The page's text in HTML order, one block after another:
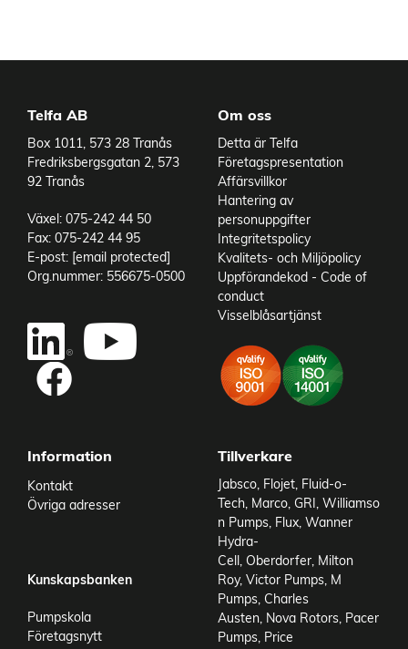
Telfa AB
Box 1011, 573 28 Tranås
Fredriksbergsgatan 2, 573
92 Tranås
Växel: 075-242 44 50
Fax: 075-242 44 95
E-post: [email protected]
Org.nummer: 556675-0500
Om oss
Detta är Telfa
Företagspresentation
Affärsvillkor
Hantering av
personuppgifter
Integritetspolicy
Kvalitets- och Miljöpolicy
Uppförandekod - Code of
conduct
Visselblåsartjänst
Information
Kontakt
Övriga adresser
Kunskapsbanken
Pumpskola
Företagsnytt
Tillverkare
Jabsco Flojet Fluid-o-
Tech Marco GRI Williamso
n Pumps Flux Wanner
Hydra-
Cell Oberdorfer Milton
Roy, Victor Pumps M
Pumps Charles
Austen Nova Rotors Pacer
Pumps Price